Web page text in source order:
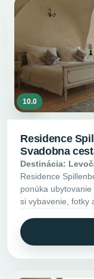
10.0
Residence
Svadobna
Destinácia:
Residence
ponúka
si vybavenie, fotky